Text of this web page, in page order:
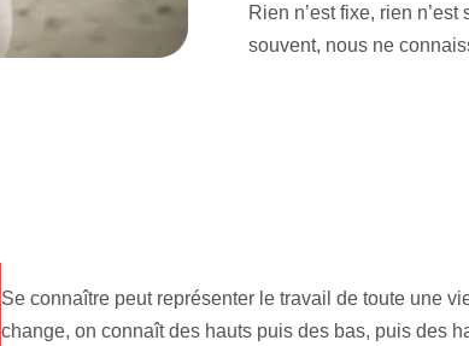
Rien n’est fixe, rien
souvent, nous ne
Se connaître peut représenter le travail de toute une
change, on connaît des hauts puis des bas, puis des